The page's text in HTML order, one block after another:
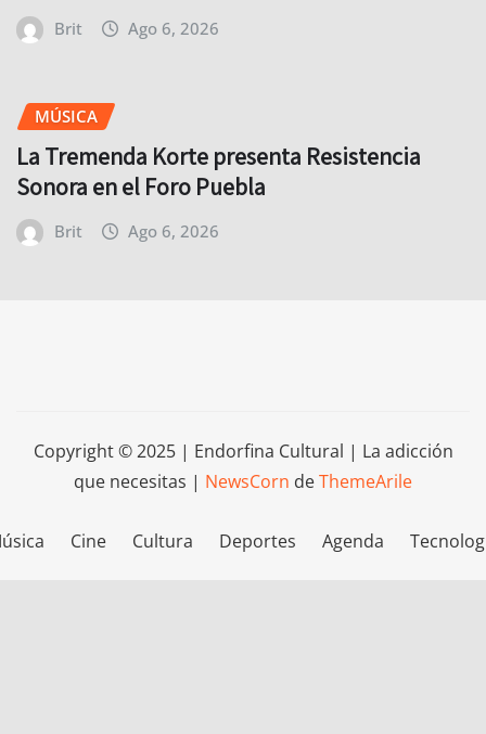
Brit Ago 6, 2026
MÚSICA
La Tremenda Korte presenta Resistencia
Sonora en el Foro Puebla
Brit Ago 6, 2026
Copyright © 2025 | Endorfina Cultural | La adicción
que necesitas | NewsCorn deThemeArile
Cine Cultura Deportes Agenda